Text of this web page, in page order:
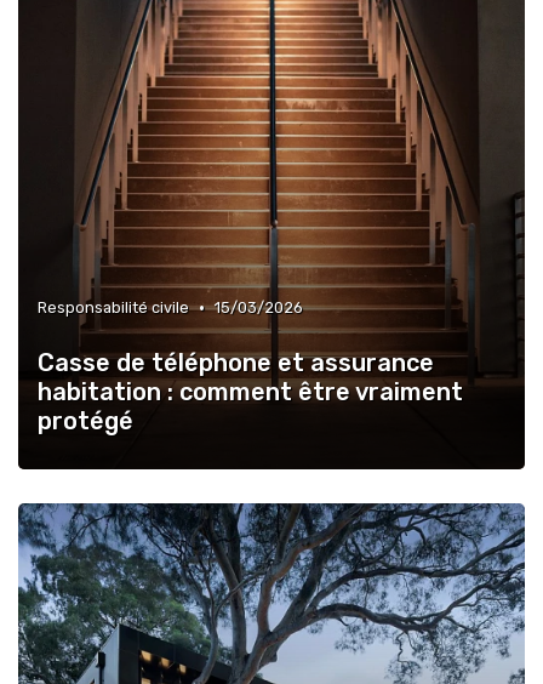
Responsabilité civile • 15/03/2026
Casse de téléphone et assurance
habitation : comment être vraiment
protégé